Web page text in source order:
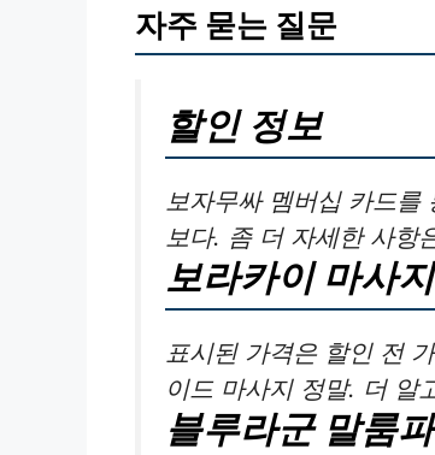
자주 묻는 질문
할인 정보
보자무싸 멤버십 카드
보다. 좀 더 자세한 사항
보라카이 마사
표시된 가격은 할인 전
이드 마사지 정말. 더 알
블루라군 말룸